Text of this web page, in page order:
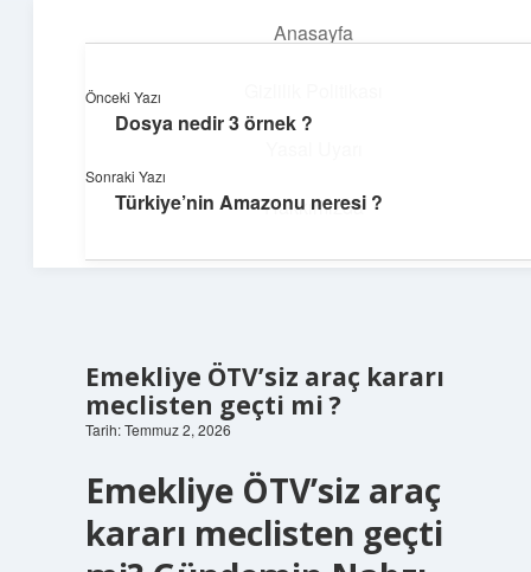
Anasayfa
Hakkımızda
Günlük yaşama tat katan küçük bilgiler.
Emekliye ÖTV’siz araç kararı
meclisten geçti mi ?
Tarih: Temmuz 2, 2026
Emekliye ÖTV’siz araç
kararı meclisten geçti
Önceki Yazı
Dosya nedir 3 örnek ?
Sonraki Yazı
Türkiye’nin Amazonu neresi ?